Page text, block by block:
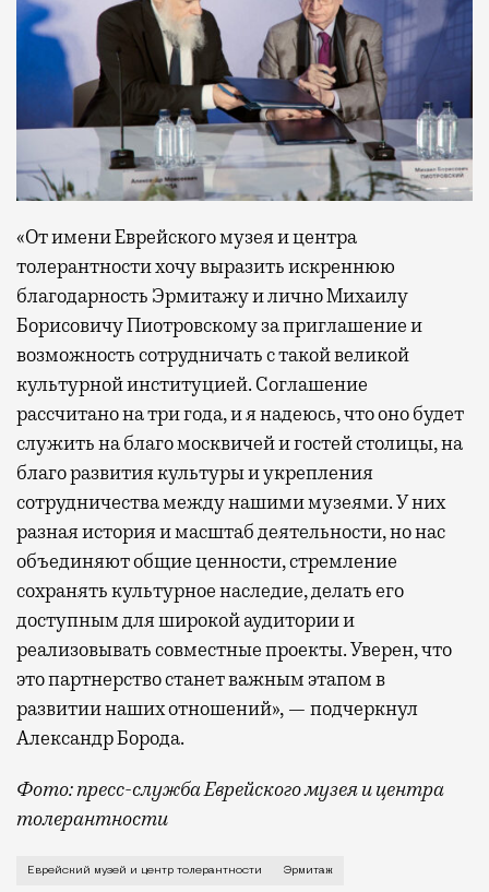
«От имени Еврейского музея и центра
толерантности хочу выразить искреннюю
благодарность Эрмитажу и лично Михаилу
Борисовичу Пиотровскому за приглашение и
возможность сотрудничать с такой великой
культурной институцией. Соглашение
рассчитано на три года, и я надеюсь, что оно будет
служить на благо москвичей и гостей столицы, на
благо развития культуры и укрепления
сотрудничества между нашими музеями. У них
разная история и масштаб деятельности, но нас
объединяют общие ценности, стремление
сохранять культурное наследие, делать его
доступным для широкой аудитории и
реализовывать совместные проекты. Уверен, что
это партнерство станет важным этапом в
развитии наших отношений», — подчеркнул
Александр Борода.
Фото: пресс-служба Еврейского музея и центра
толерантности
Эрмитаж и Еврейский музей и центр
Еврейский музей и центр толерантности Эрмитаж